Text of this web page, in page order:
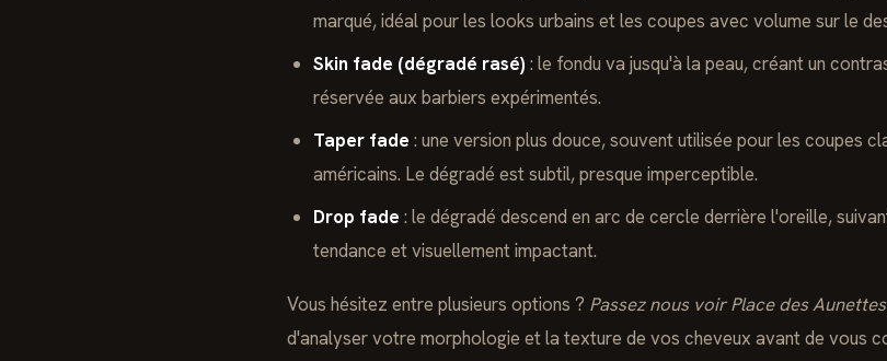
marqué, idéal pour les looks urbains et les coupes avec volume sur le
Skin fade (dégradé rasé) : le fondu va jusqu'à la peau, créant un
réservée aux barbiers expérimentés.
Taper fade : une version plus douce, souvent utilisée pour les coupes
américains. Le dégradé est subtil, presque imperceptible.
Drop fade : le dégradé descend en arc de cercle derrière l'oreille,
tendance et visuellement impactant.
Vous hésitez entre plusieurs options ? Passez nous voir Place des Aunettes
d'analyser votre morphologie et la texture de vos cheveux avant de vous